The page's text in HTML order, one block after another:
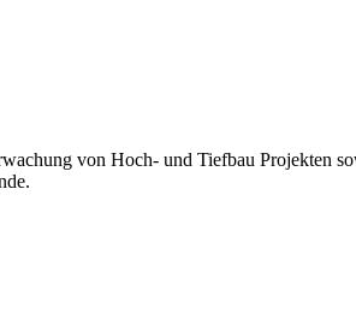
von Hoch- und Tiefbau Projekten